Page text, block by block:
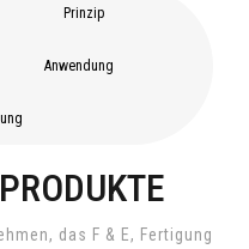
Prinzip
Anwendung
das F & E, Fertigung